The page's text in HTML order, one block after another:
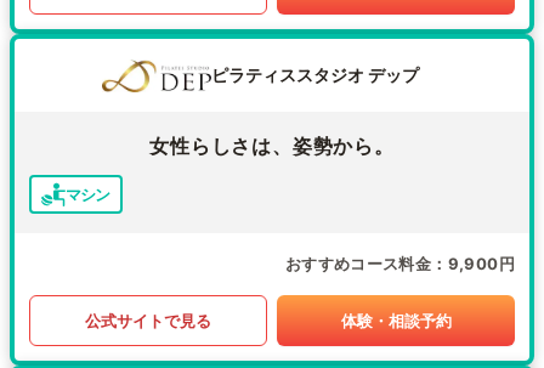
ピラティススタジオ デップ
女性らしさは、姿勢から。
マシン
おすすめコース料金 9,900円
公式サイトで見る 体験・相談予約